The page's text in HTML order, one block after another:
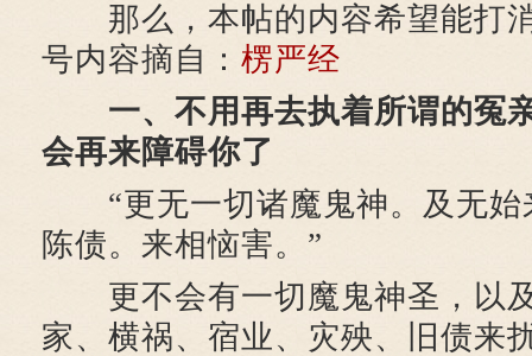
那么，本帖的内容希望能打
号内容摘自： 楞严经
一、不用再去执着所谓的冤
会再来障碍你了
“更无一切诸魔鬼神。及无始
陈债。来相恼害。”
更不会有一切魔鬼神圣，以
家、横祸、宿业、灾殃、旧债来